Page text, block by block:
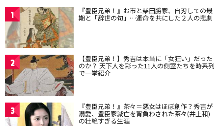
1 『豊臣兄弟！』お市と柴田勝家、自刃しての最
期と「辞世の句」…運命を共にした２人の悲劇
2 【豊臣兄弟！】秀吉は本当に「女狂い」だった
のか？ 天下人を彩った11人の側室たちを時系列
で一挙紹介
3 『豊臣兄弟！』茶々＝悪女はほぼ創作？秀吉が
溺愛、豊臣家滅亡を背負わされた茶々(井上和)
の壮絶すぎる生涯